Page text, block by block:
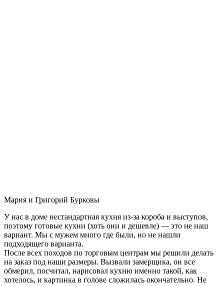
Мария и Григорий Бурковы
У нас в доме нестандартная кухня из-за короба и выступов,
поэтому готовые кухни (хоть они и дешевле) — это не наш
вариант. Мы с мужем много где были, но не нашли
подходящего варианта.
После всех походов по торговым центрам мы решили делать
на заказ под наши размеры. Вызвали замерщика, он все
обмерил, посчитал, нарисовал кухню именно такой, как
хотелось, и картинка в голове сложилась окончательно. Не